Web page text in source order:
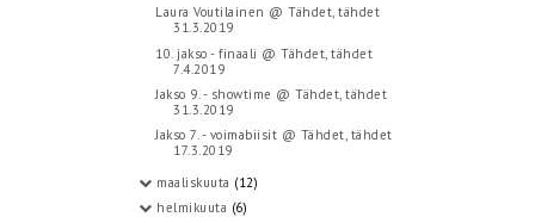
Laura Voutilainen @ Tähdet, tähdet
31.3.2019
10. jakso - finaali @ Tähdet, tähdet
7.4.2019
Jakso 9. - showtime @ Tähdet, tähdet
31.3.2019
Jakso 7. - voimabiisit @ Tähdet, tähdet
17.3.2019
maaliskuuta (12)
helmikuuta (6)